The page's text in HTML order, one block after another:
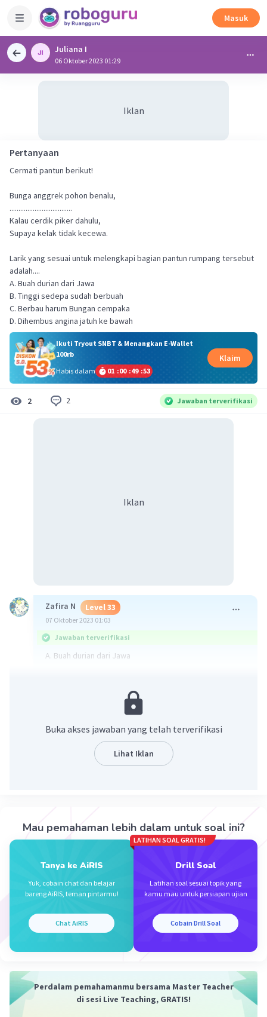
Masuk
Juliana I
06 Oktober 2023 01:29
Iklan
Pertanyaan
Cermati pantun berikut!
Bunga anggrek pohon benalu,
...................................
Kalau cerdik piker dahulu,
Supaya kelak tidak kecewa.
Larik yang sesuai untuk melengkapi bagian pantun rumpang tersebut
adalah....
A. Buah durian dari Jawa
B. Tinggi sedepa sudah berbuah
C. Berbau harum Bungan cempaka
D. Dihembus angina jatuh ke bawah
Ikuti Tryout SNBT & Menangkan E-Wallet
100rb
Habis dalam
01 :00 :49 :52
Klaim
2 2 Jawaban terverifikasi
Iklan
Zafira N Level 33
07 Oktober 2023 01:03
Jawaban terverifikasi
A. Buah durian dari Jawa
huruf terakhir dari larik 4 "wa"
Iklan
Community Level 73
Beri Rating
Buka akses jawaban yang telah terverifikasi
Lihat Iklan
Mau pemahaman lebih dalam untuk soal ini?
Tanya ke AiRIS
Yuk, cobain chat dan belajar
bareng AiRIS, teman pintarmu!
Chat AiRIS
LATIHAN SOAL GRATIS!
Drill Soal
Latihan soal sesuai topik yang
kamu mau untuk persiapan ujian
Cobain Drill Soal
Perdalam pemahamanmu bersama Master Teacher
di sesi Live Teaching, GRATIS!